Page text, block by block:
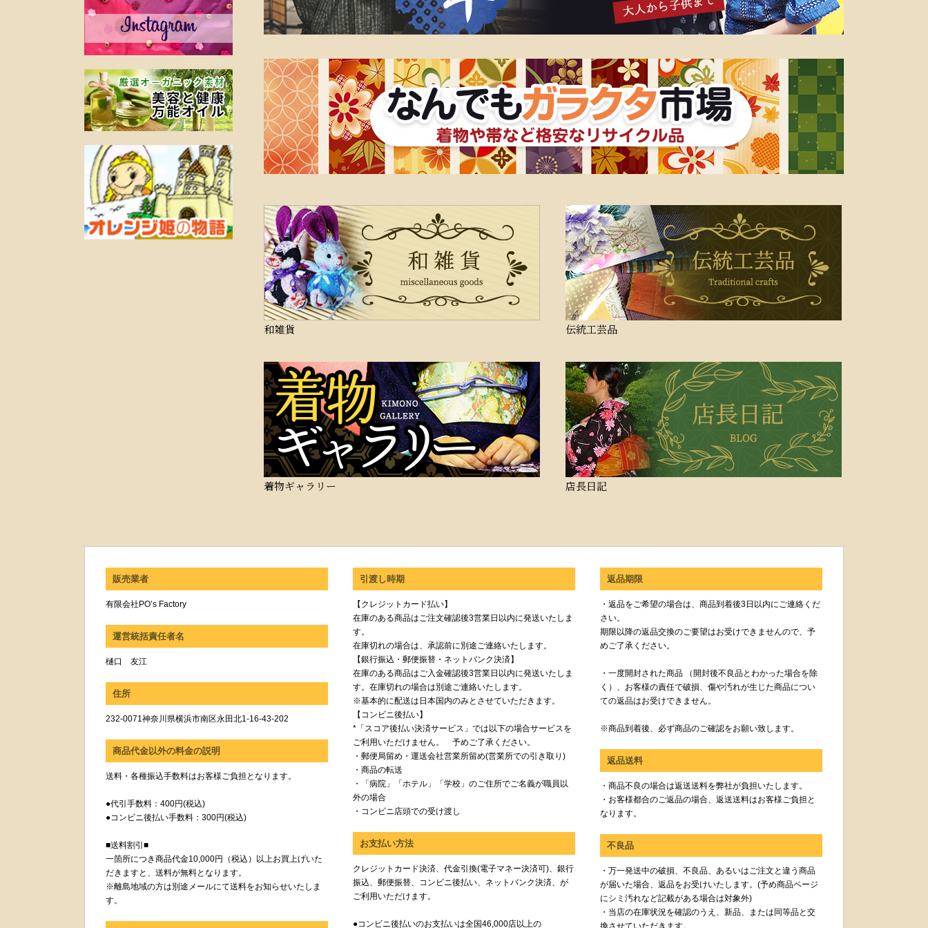
和雑貨 伝統工芸品
着物ギャラリー 店長日記
販売業者
有限会社PO’s Factory
運営統括責任者名
樋口 友江
住所
232-0071神奈川県横浜市南区永田北1-16-43-202
商品代金以外の料金の説明
送料・各種振込手数料はお客様ご負担となります。
●代引手数料：400円(税込)
●コンビニ後払い手数料：300円(税込)
■送料割引■
一箇所につき商品代金10,000円（税込）以上お買上げいた
だきますと、送料が無料となります。
※離島地域の方は別途メールにて送料をお知らせいたしま
す。
引渡し時期
【クレジットカード払い】
在庫のある商品はご注文確認後3営業日以内に発送いたしま
す。
在庫切れの場合は、承認前に別途ご連絡いたします。
【銀行振込・郵便振替・ネットバンク決済】
在庫のある商品はご入金確認後3営業日以内に発送いたしま
す。在庫切れの場合は別途ご連絡いたします。
※基本的に配送は日本国内のみとさせていただきます。
【コンビニ後払い】
*「スコア後払い決済サービス」では以下の場合サービスを
ご利用いただけません。 予めご了承ください。
・郵便局留め・運送会社営業所留め(営業所での引き取り)
・商品の転送
・「病院」「ホテル」「学校」のご住所でご名義が職員以
外の場合
・コンビニ店頭での受け渡し
お支払い方法
クレジットカード決済、代金引換(電子マネー決済可)、銀行
振込、郵便振替、コンビニ後払い、ネットバンク決済、が
ご利用いただけます。
●コンビニ後払いのお支払いは全国46,000店以上の
返品期限
・返品をご希望の場合は、商品到着後3日以内にご連絡くだ
さい。
期限以降の返品交換のご要望はお受けできませんので、予
めご了承ください。
・一度開封された商品 （開封後不良品とわかった場合を除
く）、お客様の責任で破損、傷や汚れが生じた商品につい
ての返品はお受けできません。
※商品到着後、必ず商品のご確認をお願い致します。
返品送料
・商品不良の場合は返送送料を弊社が負担いたします。
・お客様都合のご返品の場合、返送送料はお客様ご負担と
なります。
不良品
・万一発送中の破損、不良品、あるいはご注文と違う商品
が届いた場合、返品をお受けいたします。(予め商品ページ
にシミ汚れなど記載がある場合は対象外)
・当店の在庫状況を確認のうえ、新品、または同等品と交
換させていただきます。